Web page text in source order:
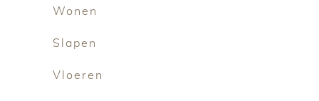
Wonen
Slapen
Vloeren